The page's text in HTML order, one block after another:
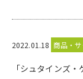
2022.01.18 商品・
「シュタインズ